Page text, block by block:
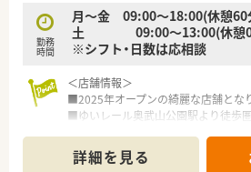
経験やスキルに応じて相談が可能で
■賞与は年2回（7月・12月）支給され
長期的なキャリア形成に安心感があり
ベースで120万円アップとなり高待遇
勤務
時間
月～金 09:00～18:00(休憩60
土 09:00～13:00(休憩
※シフト・日数は応相談
＜店舗情報＞
■2025年オープンの綺麗な店舗とな
■ゆいレール奥武山公園駅より徒歩圏
■処方箋枚数、1日90枚程度を3名以
詳細を見る